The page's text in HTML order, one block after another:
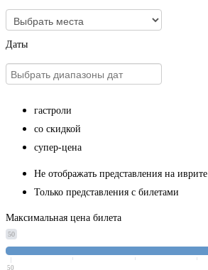
Даты
гастроли
со скидкой
супер-цена
Не отображать представления на иврите
Только представления с билетами
Максимальная цена билета
50
50